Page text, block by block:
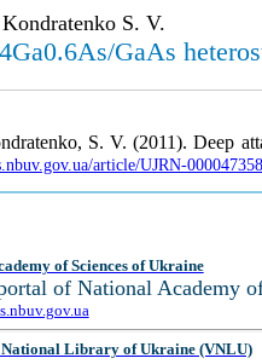
S. V.
GaAs
S. V. (2011). Deep
article/UJRN-
of Sciences of Ukraine
of National Academy
National Library of Ukraine (VNLU)